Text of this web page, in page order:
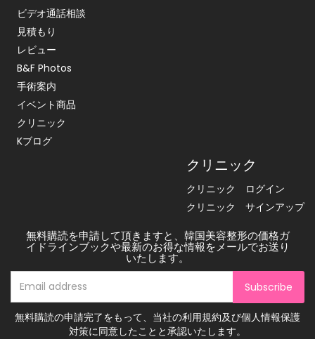
ビデオ通話相談
見積もり
レビュー
B&F Photos
手術案内
イベント商品
クリニック
Kブログ
クリニック
クリニック ログイン
クリニック サインアップ
無料購読を申請して頂きますと、韓国美容整形の価格ガ
イドラインブックや最新のお得な情報をメールでお送り
いたします。
Subscribe
無料購読の申請完了をもって、当社の利用規約及び個人情報保護
対策に同意したことと承認いたします。